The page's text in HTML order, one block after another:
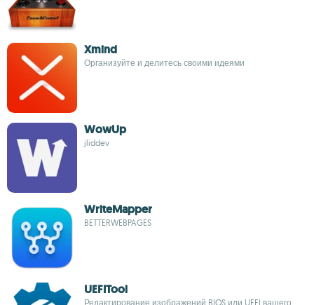
Xmind
Организуйте и делитесь своими идеями
WowUp
jliddev
WriteMapper
BETTERWEBPAGES
UEFITool
Редактирование изображений BIOS или UEFI вашего